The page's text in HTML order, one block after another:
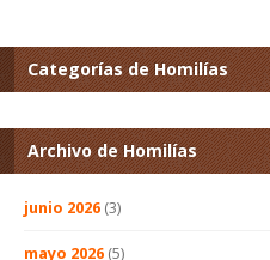
Categorías de Homilías
Archivo de Homilías
junio 2026 (3)
mayo 2026 (5)